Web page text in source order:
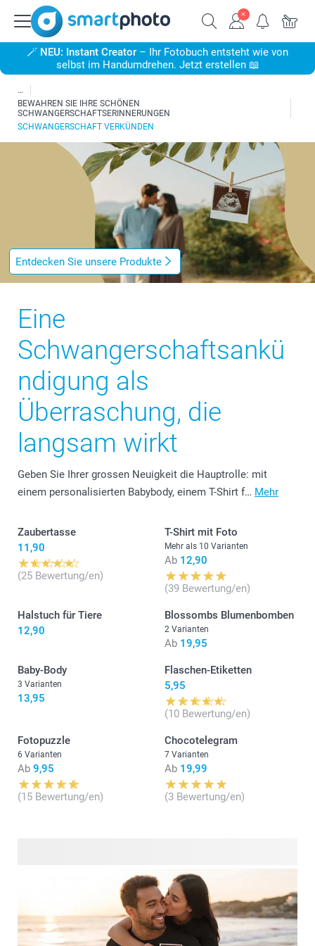
🪄 NEU: Instant Creator – Ihr Fotobuch entsteht wie von
selbst im Handumdrehen. Jetzt erstellen 📖
BEWAHREN SIE IHRE SCHÖNEN
SCHWANGERSCHAFTSERINNERUNGEN
SCHWANGERSCHAFT VERKÜNDEN
Entdecken Sie unsere Produkte
Eine
Schwangerschaftsankü
ndigung als
Überraschung, die
langsam wirkt
Geben Sie Ihrer grossen Neuigkeit die Hauptrolle: mit
einem personalisierten Babybody, einem T-Shirt f… Mehr
Zaubertasse
11,90
(25 Bewertung/en)
T-Shirt mit Foto
Mehr als 10 Varianten
Ab 12,90
(39 Bewertung/en)
Halstuch für Tiere
12,90
Blossombs Blumenbomben
2 Varianten
Ab 19,95
Baby-Body
3 Varianten
13,95
Flaschen-Etiketten
5,95
(10 Bewertung/en)
Fotopuzzle
6 Varianten
Ab 9,95
(15 Bewertung/en)
Chocotelegram
7 Varianten
Ab 19,99
(3 Bewertung/en)